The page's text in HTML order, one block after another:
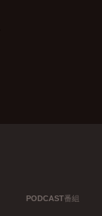
PODCAST番組